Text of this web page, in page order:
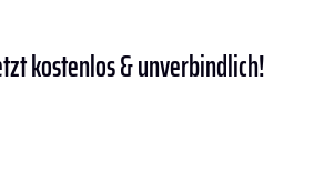
kostenlos & unverbindlich!